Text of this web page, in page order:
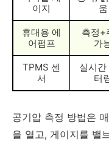
이지
움
휴대용 에
어펌프
측정+
가
TPMS 센
서
실시간
터
공기압 측정 방법은
을 열고, 게이지를 밸